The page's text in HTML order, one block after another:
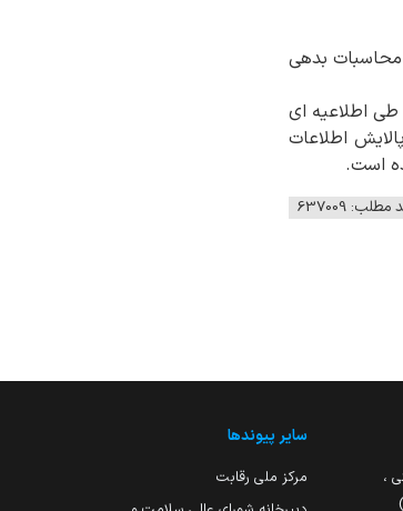
مالیاتی آنان ثبت و در محاسبات بدهی
طی اطلاعیه ای
اطلاعات
است.
مطلب: 637009
،
سایر پیوندها
مرکز ملی رقابت